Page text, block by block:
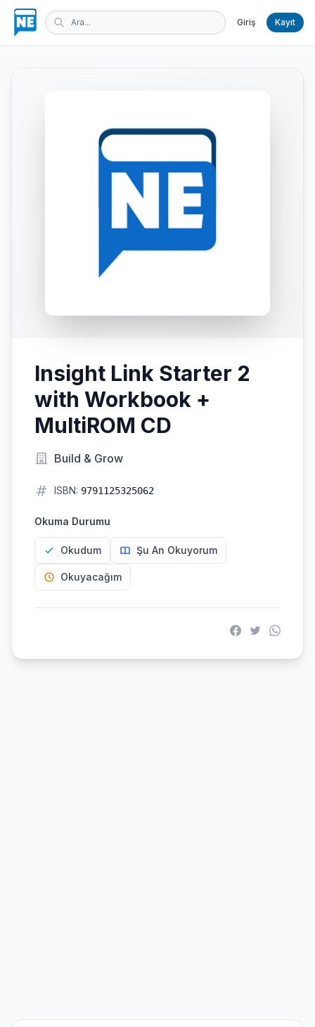
Giriş Kayıt
Insight Link Starter 2
with Workbook +
MultiROM CD
Build & Grow
ISBN: 9791125325062
Okuma Durumu
Okudum Şu An Okuyorum
Okuyacağım